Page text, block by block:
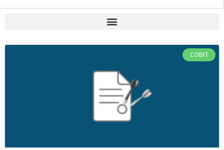
COBIT